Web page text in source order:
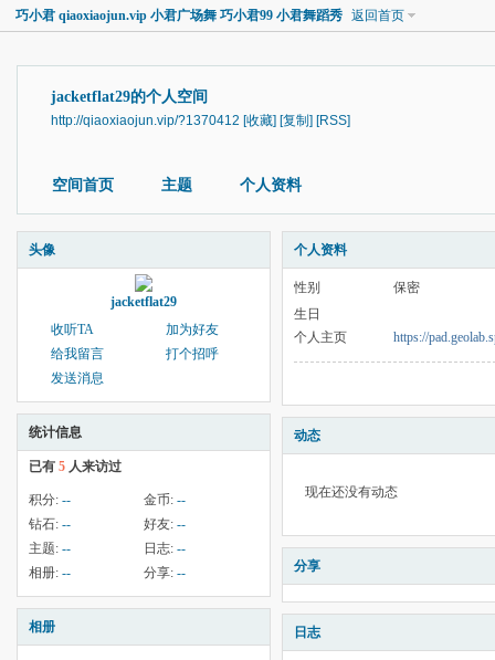
巧小君 qiaoxiaojun.vip 小君广场舞 巧小君99 小君舞蹈秀 返回首页
jacketflat29的个人空间
http://qiaoxiaojun.vip/?1370412 [收藏] [复制] [RSS]
空间首页 主题 个人资料
头像
jacketflat29
收听TA
加为好友
给我留言
打个招呼
发送消息
统计信息
已有 5 人来访过
积分: -- 金币: --
钻石: -- 好友: --
主题: -- 日志: --
相册: -- 分享: --
相册
个人资料
性别
保密
生日
个人主页
https://
动态
现在还没有动态
分享
日志